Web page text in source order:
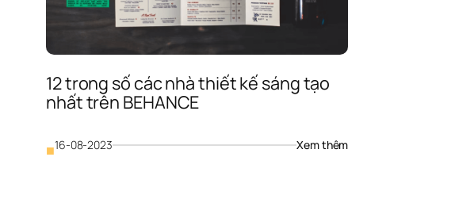
12 trong số các nhà thiết kế sáng tạo
nhất trên BEHANCE
■16-08-2023 Xem thêm: